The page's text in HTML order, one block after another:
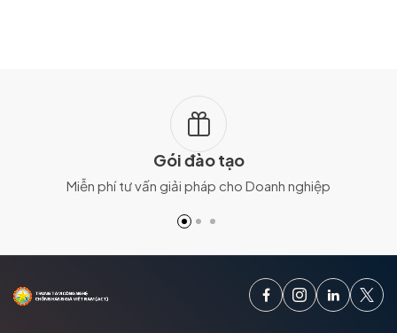
Gói đào tạo
Miễn phí tư vấn giải pháp cho Doanh nghiệp